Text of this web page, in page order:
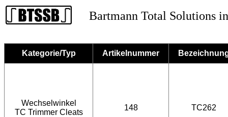
Bartmann Total Solutions
Kategorie/Typ Artikelnummer
Wechselwinkel
TC Trimmer Cleats
148 TC262